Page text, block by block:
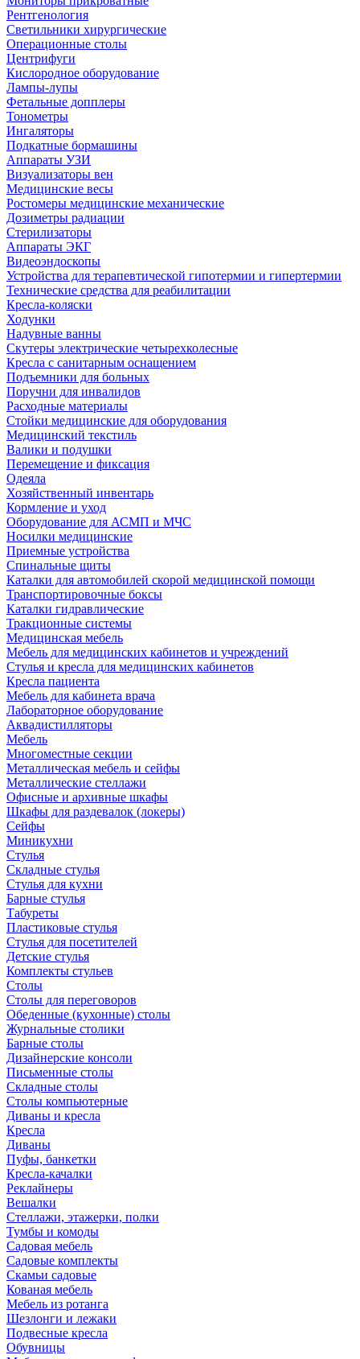
Рентгенология
Светильники хирургические
Операционные столы
Центрифуги
Кислородное оборудование
Лампы-лупы
Фетальные допплеры
Тонометры
Ингаляторы
Подкатные бормашины
Аппараты УЗИ
Визуализаторы вен
Медицинские весы
Ростомеры медицинские механические
Дозиметры радиации
Стерилизаторы
Аппараты ЭКГ
Видеоэндоскопы
Устройства для терапевтической гипотермии и гипертермии
Технические средства для реабилитации
Кресла-коляски
Ходунки
Надувные ванны
Скутеры электрические четырехколесные
Кресла с санитарным оснащением
Подъемники для больных
Поручни для инвалидов
Расходные материалы
Стойки медицинские для оборудования
Медицинский текстиль
Валики и подушки
Перемещение и фиксация
Одеяла
Хозяйственный инвентарь
Кормление и уход
Оборудование для АСМП и МЧС
Носилки медицинские
Приемные устройства
Спинальные щиты
Каталки для автомобилей скорой медицинской помощи
Транспортировочные боксы
Каталки гидравлические
Тракционные системы
Медицинская мебель
Мебель для медицинских кабинетов и учреждений
Стулья и кресла для медицинских кабинетов
Кресла пациента
Мебель для кабинета врача
Лабораторное оборудование
Аквадистилляторы
Мебель
Многоместные секции
Металлическая мебель и сейфы
Металлические стеллажи
Офисные и архивные шкафы
Шкафы для раздевалок (локеры)
Сейфы
Миникухни
Стулья
Складные стулья
Стулья для кухни
Барные стулья
Табуреты
Пластиковые стулья
Стулья для посетителей
Детские стулья
Комплекты стульев
Столы
Столы для переговоров
Обеденные (кухонные) столы
Журнальные столики
Барные столы
Дизайнерские консоли
Письменные столы
Складные столы
Столы компьютерные
Диваны и кресла
Кресла
Диваны
Пуфы, банкетки
Кресла-качалки
Реклайнеры
Вешалки
Стеллажи, этажерки, полки
Тумбы и комоды
Садовая мебель
Садовые комплекты
Скамьи садовые
Кованая мебель
Мебель из ротанга
Шезлонги и лежаки
Подвесные кресла
Обувницы